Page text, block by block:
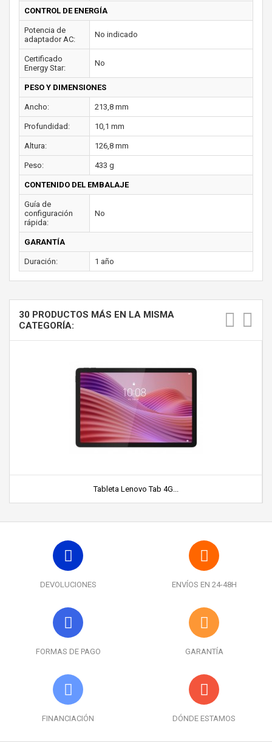
CONTROL DE ENERGÍA
Potencia de
adaptador AC:
No indicado
Certificado
Energy Star:
No
PESO Y DIMENSIONES
Ancho: 213,8 mm
Profundidad: 10,1 mm
Altura: 126,8 mm
Peso: 433 g
CONTENIDO DEL EMBALAJE
Guía de
configuración
rápida:
No
GARANTÍA
Duración: 1 año
30 PRODUCTOS MÁS EN LA MISMA
CATEGORÍA:
Tableta Lenovo Tab 4G...
DEVOLUCIONES ENVÍOS EN 24-48H
FORMAS DE PAGO GARANTÍA
FINANCIACIÓN DÓNDE ESTAMOS